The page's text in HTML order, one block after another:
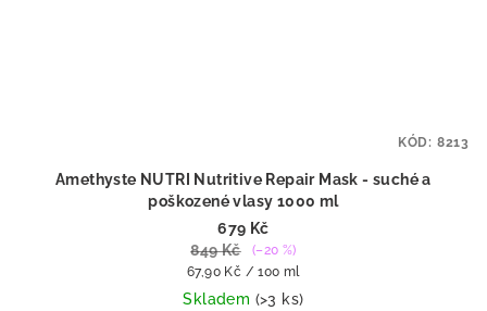
Amethyste NUTRI Nutritive Repair Mask - suché a
poškozené vlasy 1000 ml
679 Kč
849 Kč
(–20 %)
Měrná
cena:
67,90 Kč / 100 ml
Skladem (>3 ks)
KÓD: 8213